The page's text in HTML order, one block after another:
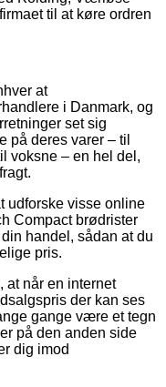
til at køre ordren
at
i Danmark, og
set sig
på deres varer – til
voksne – en hel del,
udforske visse online
Compact brødrister
handel, sådan at du
pris.
at når en internet
der kan ses
gange være et tegn
på den anden side
dig imod